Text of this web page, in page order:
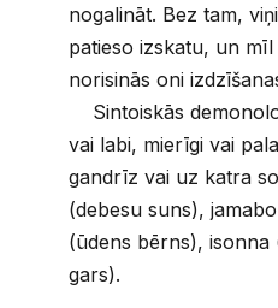
nogalināt. Bez tam,
patieso izskatu, un
norisinās oni
Sintoiskās
vai labi, mierīgi vai
gandrīz vai uz katra
(debesu suns),
(ūdens bērns),
gars).